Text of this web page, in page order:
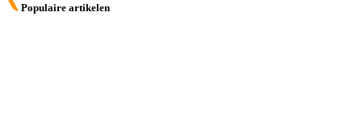
Populaire artikelen